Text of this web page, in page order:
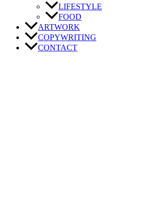
LIFESTYLE
FOOD
ARTWORK
COPYWRITING
CONTACT